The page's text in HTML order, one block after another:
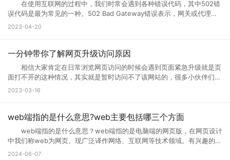
者们会通过升级访问提升网页的流畅度，让大家后续访问过程中更加顺
畅。这样上网就不会太卡了。 页面访问界面升级通知怎么设置出现页
面访问升级通知中，可以首先打开这个永久访问页面，然后点击升级按
钮，点击升级以后，网络就会自动的升级的，如果手机不会自动升级的
次，通过以上方式就可以打开需要访问的页面。 页面访问升级出
错? 有几个情况会导致这个现象出现： 1.你的网速过慢，网页代
码没有完全下载就运行了，导致不完整，当然就错误了。请刷新。 2.
器。 4.你的IE浏览器缓存出错，请右键点击桌面IE浏览器，选择属
性，在常规页面里，点击删除文件这个按钮，选择全部删除，并且点击删
分代码没有完全下载就提示浏览器完毕，导致错误。 你可以多刷新，或
者换一个网速比较好的时候访问(前提是这个网站是个大网站，不会出现
问题2) 6.qq空间目前在升级5.0版本，会出现一点小问题..请不用担
在使用互联网的过程中，我们时常会遇到各种错误代码，其中502错
误代码是最为常见的一种。502 Bad Gateway错误表示，网关或代理服
务无法将请求发送到上游服务器。那么，错误代码502是什么意思?错误
到的响应无效或不完整。通常，这种情况发生在文件太大或处理速度太慢
被发送到它的代理服务器。如果代理服务器在尝试访问网站时无法从上游
服务器获取完整的响应，则会生成502错误代码。 502错误代码通常
是由代理服务器、网关或负载均衡器等设备导致的，而不是由您的计算机
或网络连接引起的。这意味着您只能为自己的网络连接做些有限的调整，
游服务器返回的响应无效或不完整 当请求通过代理服务器到达上游服
务器时，服务器有时会出现响应故障。这可能是因为服务器正在忙于处理
请求，或者因为出现其他问题造成了响应不完整。如果代理服务器无法从
2023-04-20
一分钟带你了解网页升级访问原因
相信大家肯定在日常浏览网页访问的时候会遇到页面紧急升级就是页
面打不开的这种情况，其实就是暂时访问不了该网站的，很多小伙伴们搞
不清楚网页升级访问是什么意思，也不知道网页升级访问原因?其实这种
小编一起来详细了解下吧! 网页升级访问是什么意思? 所谓的网页
问等操作，一般来说互联网的网页使用过程中会出现各种问题的，网页建
设者们会通过升级访问提升网页的流畅度，让大家后续访问过程中更加顺
畅。 网页升级访问升级原因 1、 每个网站的站长都是希望把自己
2023-03-16
web端指的是什么意思?web主要包括哪三个方面
web端指的是什么意思？web端指的是电脑端的网页版，在网页设计
中我们称web为网页。现广泛译作网络、互联网等技术领域。有兴趣的小
伙伴赶紧跟着小编一起学习下。 web端指的是什么意思？ “Web
2024-06-07